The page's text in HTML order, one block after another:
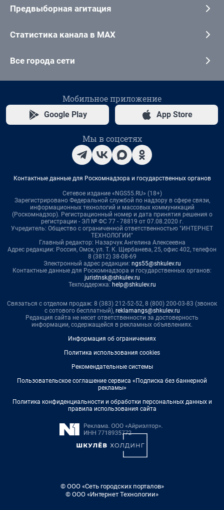
Предвыборная агитация
Статистика канала в MAX
Все города сети
Мобильное приложение
Google Play App Store
Мы в соцсетях
Контактные данные для Роскомнадзора и государственных органов
Сетевое издание «NGS55.RU» (18+)
Зарегистрировано Федеральной службой по надзору в сфере связи,
информационных технологий и массовых коммуникаций
(Роскомнадзор). Регистрационный номер и дата принятия решения о
регистрации - ЭЛ № ФС 77 - 78819 от 07.08.2020 г.
Учредитель: Общество с ограниченной ответственностью "ИНТЕРНЕТ
ТЕХНОЛОГИИ"
Главный редактор: Назарчук Ангелина Алексеевна
Адрес редакции: Россия, Омск, ул. Т. К. Щербанева, 25, офис 402, телефон
8 (3812) 38-08-69
Электронный адрес редакции: ngs55@shkulev.ru
Контактные данные для Роскомнадзора и государственных органов:
juristnsk@shkulev.ru
Техподдержка: help@shkulev.ru
Связаться с отделом продаж: 8 (383) 212-52-52, 8 (800) 200-03-83 (звонок
с сотового бесплатный), reklamangs@shkulev.ru
Редакция сайта не несет ответственности за достоверность
информации, содержащейся в рекламных объявлениях.
Информация об ограничениях
Политика использования cookies
Рекомендательные системы
Пользовательское соглашение сервиса «Подписка без баннерной
рекламы»
Политика конфиденциальности и обработки персональных данных и
правила использования сайта
© ООО «Сеть городских порталов»
© ООО «Интернет Технологии»